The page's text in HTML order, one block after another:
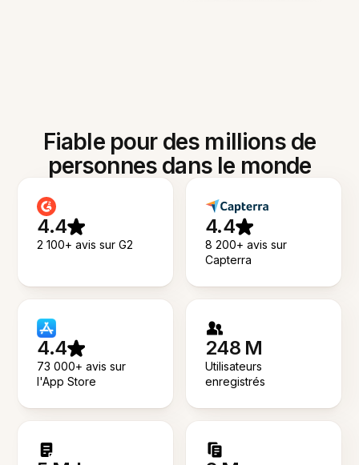
Fiable pour des millions de
personnes dans le monde
4.4
2 100+ avis sur G2
4.4
8 200+ avis sur
Capterra
4.4
73 000+ avis sur
l'App Store
248 M
Utilisateurs
enregistrés